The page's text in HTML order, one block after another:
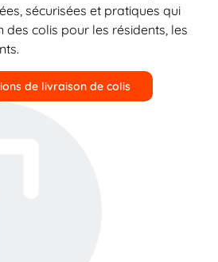
sécurisées et pratiques qui
colis pour les résidents, les
de livraison de colis